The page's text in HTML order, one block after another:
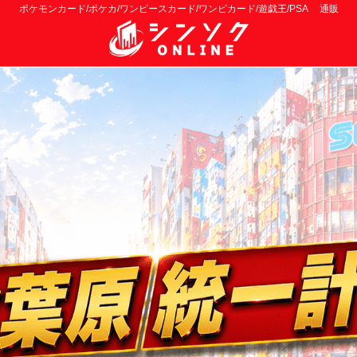
ポケモンカード/ポケカ/ワンピースカード/ワンピカード/遊戯王/PSA 通販